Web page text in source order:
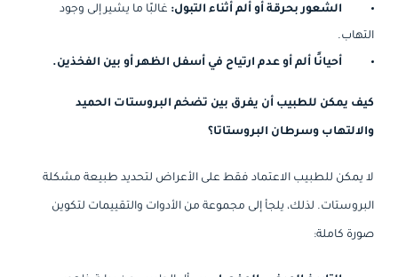
الشعور بحرقة أو ألم أثناء التبول: غالبًا ما يشير إلى وجود
التهاب.
أحيانًا ألم أو عدم ارتياح في أسفل الظهر أو بين الفخذين.
كيف يمكن للطبيب أن يفرق بين تضخم البروستات الحميد
والالتهاب وسرطان البروستاتا؟
لا يمكن للطبيب الاعتماد فقط على الأعراض لتحديد طبيعة مشكلة
البروستات. لذلك، يلجأ إلى مجموعة من الأدوات والتقييمات لتكوين
صورة كاملة: